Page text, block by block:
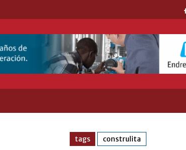
tags construlita